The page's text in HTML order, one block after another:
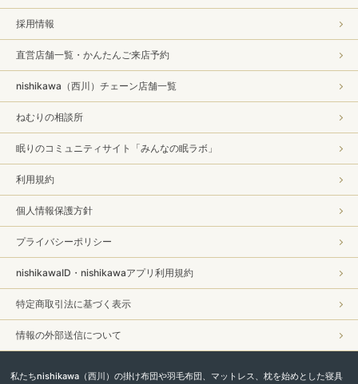
採用情報
直営店舗一覧・かんたんご来店予約
nishikawa（西川）チェーン店舗一覧
ねむりの相談所
眠りのコミュニティサイト「みんなの眠ラボ」
利用規約
個人情報保護方針
プライバシーポリシー
nishikawaID・nishikawaアプリ利用規約
特定商取引法に基づく表示
情報の外部送信について
私たちnishikawa（西川）の掛け布団や羽毛布団、マットレス、枕を始めとした寝具